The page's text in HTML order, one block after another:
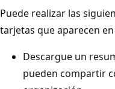
Puede realizar las
tarjetas que aparecen
Descargue un
pueden compartir